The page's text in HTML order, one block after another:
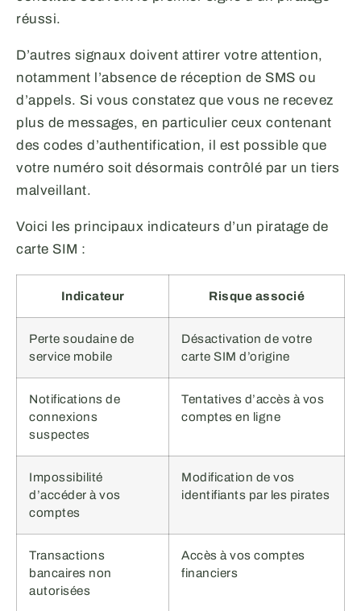
réussi.
D’autres signaux doivent attirer votre attention,
notamment l’absence de réception de SMS ou
d’appels. Si vous constatez que vous ne recevez
plus de messages, en particulier ceux contenant
des codes d’authentification, il est possible que
votre numéro soit désormais contrôlé par un tiers
malveillant.
Voici les principaux indicateurs d’un piratage de
carte SIM :
Indicateur Risque associé
Perte soudaine de
service mobile
Désactivation de votre
carte SIM d’origine
Notifications de
connexions
suspectes
Tentatives d’accès à vos
comptes en ligne
Impossibilité
d’accéder à vos
comptes
Modification de vos
identifiants par les pirates
Transactions
bancaires non
autorisées
Accès à vos comptes
financiers